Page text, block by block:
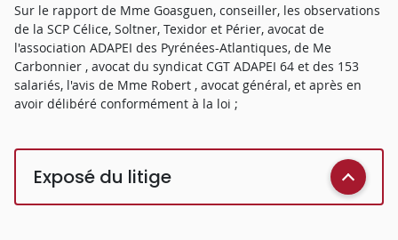
Sur le rapport de Mme Goasguen, conseiller, les observations
de la SCP Célice, Soltner, Texidor et Périer, avocat de
l'association ADAPEI des Pyrénées-Atlantiques, de Me
Carbonnier , avocat du syndicat CGT ADAPEI 64 et des 153
salariés, l'avis de Mme Robert , avocat général, et après en
avoir délibéré conformément à la loi ;
Exposé du litige